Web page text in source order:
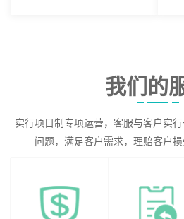
我们的
实行项目制专项运营，客服与客户实
问题，满足客户需求，理赔客户损